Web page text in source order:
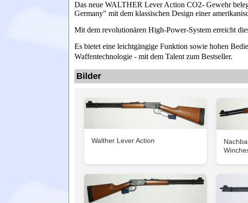
Das neue WALTHER Lever Action CO2- Gewehr
Germany" mit dem klassischen Design einer
Mit dem revolutionären High-Power-System erreicht
Es bietet eine leichtgängige Funktion sowie hohen
Waffentechnologie - mit dem Talent zum Bestseller.
Bilder
Walther Lever Action